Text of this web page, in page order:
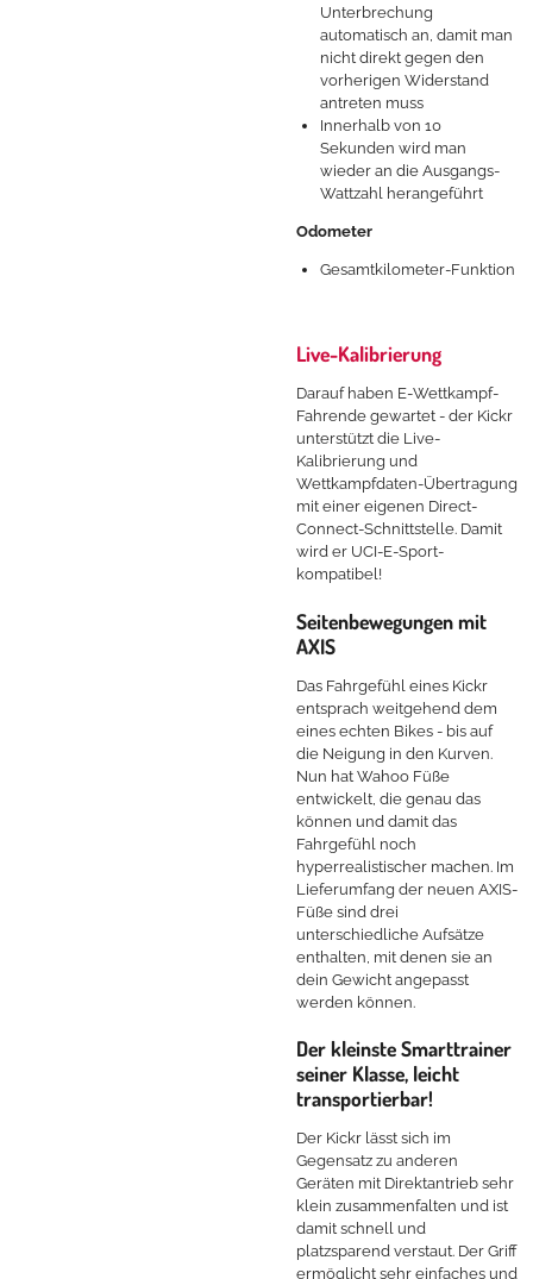
Unterbrechung
automatisch an, damit man
nicht direkt gegen den
vorherigen Widerstand
antreten muss
Innerhalb von 10
Sekunden wird man
wieder an die Ausgangs-
Wattzahl herangeführt
Odometer
Gesamtkilometer-Funktion
Live-Kalibrierung
Darauf haben E-Wettkampf-
Fahrende gewartet - der Kickr
unterstützt die Live-
Kalibrierung und
Wettkampfdaten-Übertragung
mit einer eigenen Direct-
Connect-Schnittstelle. Damit
wird er UCI-E-Sport-
kompatibel!
Seitenbewegungen mit
AXIS
Das Fahrgefühl eines Kickr
entsprach weitgehend dem
eines echten Bikes - bis auf
die Neigung in den Kurven.
Nun hat Wahoo Füße
entwickelt, die genau das
können und damit das
Fahrgefühl noch
hyperrealistischer machen. Im
Lieferumfang der neuen AXIS-
Füße sind drei
unterschiedliche Aufsätze
enthalten, mit denen sie an
dein Gewicht angepasst
werden können.
Der kleinste Smarttrainer
seiner Klasse, leicht
transportierbar!
Der Kickr lässt sich im
Gegensatz zu anderen
Geräten mit Direktantrieb sehr
klein zusammenfalten und ist
damit schnell und
platzsparend verstaut. Der Griff
ermöglicht sehr einfaches und